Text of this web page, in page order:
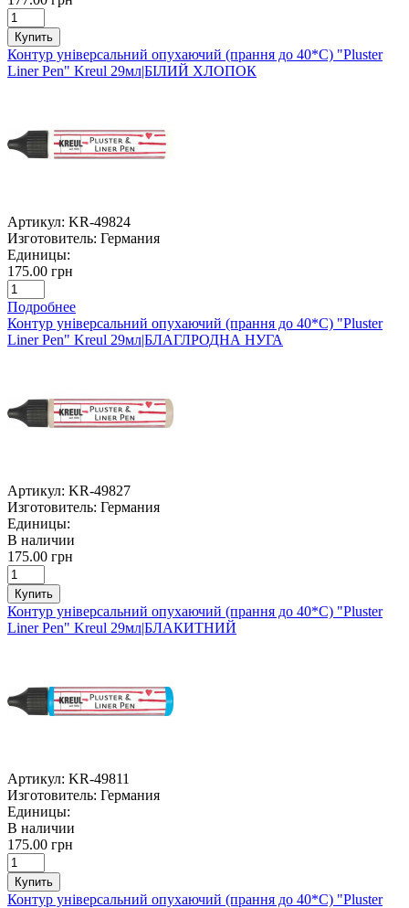
Купить
Контур універсальний опухаючий (прання до 40*С) "Pluster
Liner Pen" Kreul 29мл|БІЛИЙ ХЛОПОК
Артикул: KR-49824
Изготовитель: Германия
Единицы:
175.00 грн
Подробнее
Контур універсальний опухаючий (прання до 40*С) "Pluster
Liner Pen" Kreul 29мл|БЛАГЛРОДНА НУГА
Артикул: KR-49827
Изготовитель: Германия
Единицы:
В наличии
175.00 грн
Купить
Контур універсальний опухаючий (прання до 40*С) "Pluster
Liner Pen" Kreul 29мл|БЛАКИТНИЙ
Артикул: KR-49811
Изготовитель: Германия
Единицы:
В наличии
175.00 грн
Купить
Контур універсальний опухаючий (прання до 40*С) "Pluster